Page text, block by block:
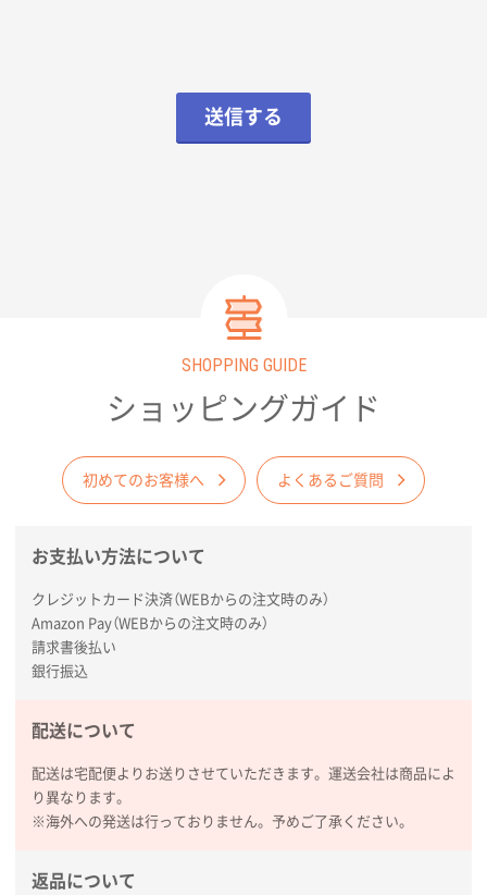
送信する
SHOPPING GUIDE
ショッピングガイド
初めてのお客様へ よくあるご質問
お支払い方法について
クレジットカード決済（WEBからの注文時のみ）
Amazon Pay（WEBからの注文時のみ）
請求書後払い
銀行振込
配送について
配送は宅配便よりお送りさせていただきます。運送会社は商品によ
り異なります。
※海外への発送は行っておりません。予めご了承ください。
返品について